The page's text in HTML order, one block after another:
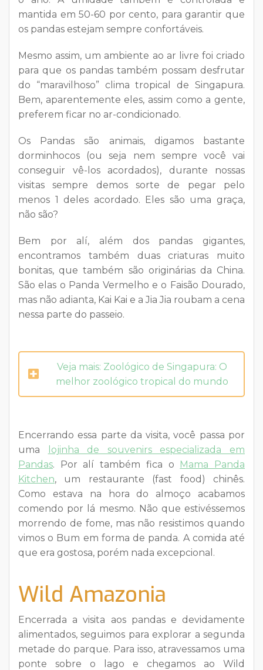
mantida em 50-60 por cento, para garantir que
os pandas estejam sempre confortáveis.
Mesmo assim, um ambiente ao ar livre foi criado
para que os pandas também possam desfrutar
do “maravilhoso” clima tropical de Singapura.
Bem, aparentemente eles, assim como a gente,
preferem ficar no ar-condicionado.
Os Pandas são animais, digamos bastante
dorminhocos (ou seja nem sempre você vai
conseguir vê-los acordados), durante nossas
visitas sempre demos sorte de pegar pelo
menos 1 deles acordado. Eles são uma graça,
não são?
Bem por alí, além dos pandas gigantes,
encontramos também duas criaturas muito
bonitas, que também são originárias da China.
São elas o Panda Vermelho e o Faisão Dourado,
mas não adianta, Kai Kai e a Jia Jia roubam a cena
nessa parte do passeio.
Veja mais: Zoológico de Singapura: O
melhor zoológico tropical do mundo
Encerrando essa parte da visita, você passa por
uma
lojinha de souvenirs especializada em
Pandas. Por alí também fica o Mama Panda
Kitchen, um restaurante (fast food) chinês.
Como estava na hora do almoço acabamos
comendo por lá mesmo. Não que estivéssemos
morrendo de fome, mas não resistimos quando
vimos o Bum em forma de panda. A comida até
que era gostosa, porém nada excepcional.
Wild Amazonia
Encerrada a visita aos pandas e devidamente
alimentados, seguimos para explorar a segunda
metade do parque. Para isso, atravessamos uma
ponte sobre o lago e chegamos ao Wild